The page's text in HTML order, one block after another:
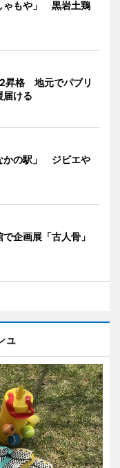
ゃもや」 黒岩土鶏
昇格 地元でパブリ
届ける
かの駅」 ジビエや
企画展「古人骨」
ュ